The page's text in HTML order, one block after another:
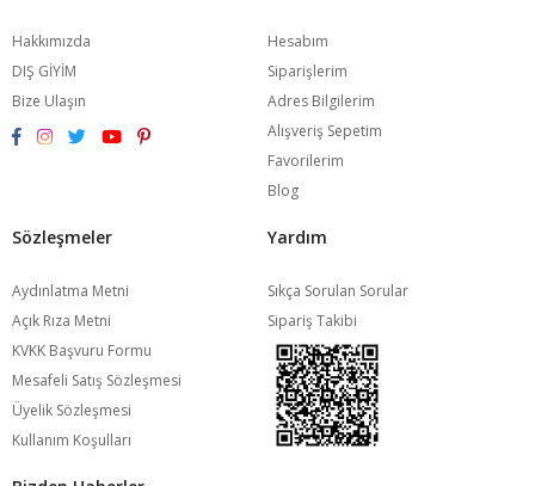
Hakkımızda
DIŞ GİYİM
Bize Ulaşın
Hesabım
Siparişlerim
Adres Bilgilerim
Alışveriş Sepetim
Favorilerim
Blog
Sözleşmeler
Aydınlatma Metni
Açık Rıza Metni
KVKK Başvuru Formu
Mesafeli Satış Sözleşmesi
Üyelik Sözleşmesi
Kullanım Koşulları
Yardım
Sıkça Sorulan Sorular
Sipariş Takibi